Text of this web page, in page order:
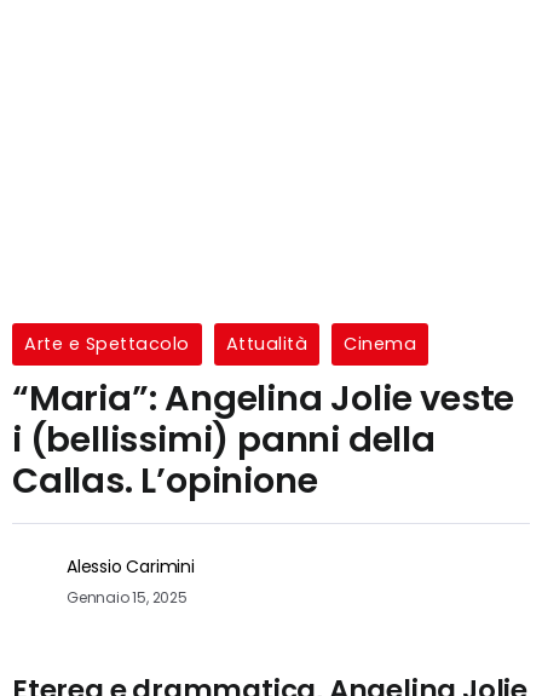
Arte e Spettacolo Attualità Cinema
“Maria”: Angelina Jolie veste
i (bellissimi) panni della
Callas. L’opinione
Alessio Carimini
Gennaio 15, 2025